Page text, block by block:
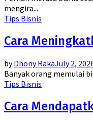
mengira...
Tips Bisnis
Cara
byDhony RakaJuly 2,
Banyak orang memulai
Tips Bisnis
Cara